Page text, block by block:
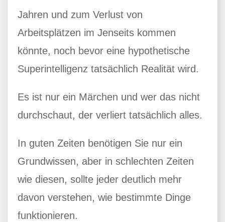
Jahren und zum Verlust von
Arbeitsplätzen im Jenseits kommen
könnte, noch bevor eine hypothetische
Superintelligenz tatsächlich Realität wird.
Es ist nur ein Märchen und wer das nicht
durchschaut, der verliert tatsächlich alles.
In guten Zeiten benötigen Sie nur ein
Grundwissen, aber in schlechten Zeiten
wie diesen, sollte jeder deutlich mehr
davon verstehen, wie bestimmte Dinge
funktionieren.